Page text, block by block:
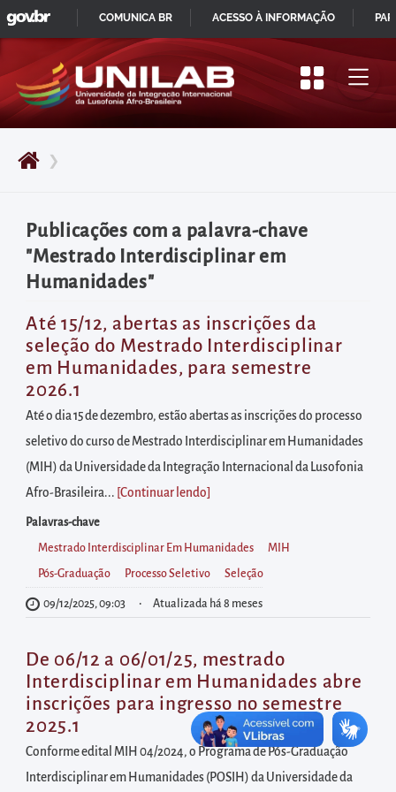
Pular
para
início
do
principal
Acessar
diretamente
o
menu
principal
Acessar
diretamente
à
área
para
realizar
buscas
internas
Acessar
diretamente
informações
postas
no
rodapé
❯
Publicações com a palavra-chave
"Mestrado Interdisciplinar em
Humanidades"
Até 15/12, abertas as inscrições da
seleção do Mestrado Interdisciplinar
em Humanidades, para semestre
2026.1
Até o dia 15 de dezembro, estão abertas as inscrições do processo
seletivo do curso de Mestrado Interdisciplinar em Humanidades
(MIH) da Universidade da Integração Internacional da Lusofonia
Afro-Brasileira... [Continuar lendo
Palavras-chave
Mestrado Interdisciplinar Em Humanidades MIH
Pós-Graduação Processo Seletivo Seleção
09/12/2025, 09:03 Atualizada há 8 meses
De 06/12 a 06/01/25, mestrado
Interdisciplinar em Humanidades abre
inscrições para ingresso no semestre
2025.1
Conforme edital MIH 04/2024, o Programa de Pós-Graduação
Interdisciplinar em Humanidades (POSIH) da Universidade da
IR
PARA
CONTEÚDO
GOVBR
COMUNICA BR ACESSO À INFORMAÇÃO